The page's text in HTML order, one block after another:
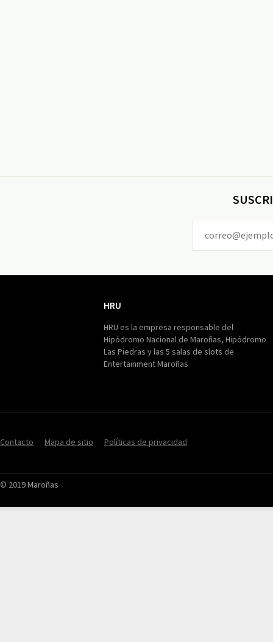
HRU
HRU es la empresa responsable del
Hipódromo Nacional de Maroñas, Hipódromo
Las Piedras y las 5 salas de slots de
Entertainment Maroñas
Contacto Mapa de sitio Políticas de privacidad
© 2019 Maroñas